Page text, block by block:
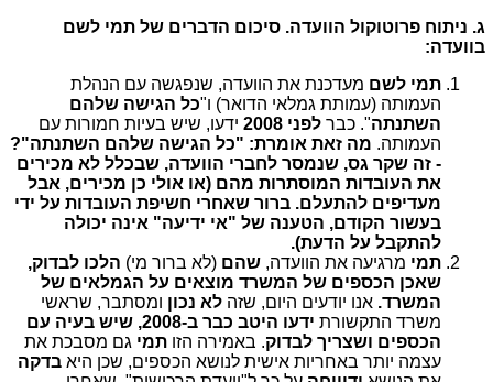
ג. ניתוח פרוטוקול הוועדה. סיכום הדברים של תמי לשם
בוועדה:
תמי לשם מעדכנת את הוועדה, שנפגשה עם הנהלת
העמותה (עמותת גמלאי הדואר) ו"כל הגישה שלהם
השתנתה". כבר לפני 2008
ידעו, שיש בעיות חמורות עם
העמותה. מה זאת אומרת: "כל הגישה שלהם השתנתה"?
- זה שקר גס, שנמסר לחברי הוועדה, שבכלל לא מכירים
את העובדות המוסתרות מהם (או אולי כן מכירים, אבל
מעדיפים להתעלם. ברור שאחרי חשיפת העובדות על ידי
בעשור הקודם, הטענה של "אי ידיעה" אינה יכולה
להתקבל על הדעת).
תמי מרגיעה את הוועדה, שהם (לא ברור מי) הלכו לבדוק,
שאכן הכספים של המשרד מוצאים על הגמלאים של
המשרד. אנו יודעים היום, שזה לא נכון ומסתבר, שראשי
משרד התקשורת
ידעו היטב כבר ב-2008, שיש בעיה עם
הכספים ושצריך לבדוק. באמירה הזו תמי גם מסבכת את
עצמה יותר באחריות אישית לנושא הכספים, שכן היא בדקה